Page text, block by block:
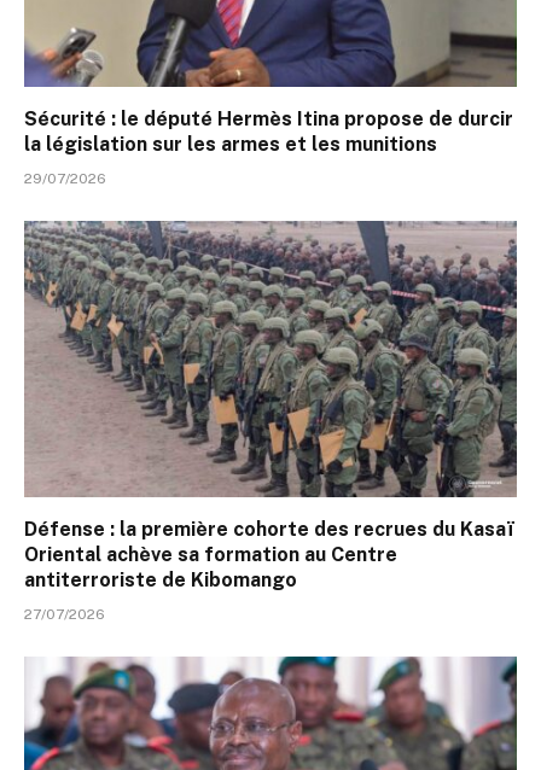
Sécurité : le député Hermès Itina propose de durcir
la législation sur les armes et les munitions
29/07/2026
Défense : la première cohorte des recrues du Kasaï
Oriental achève sa formation au Centre
antiterroriste de Kibomango
27/07/2026